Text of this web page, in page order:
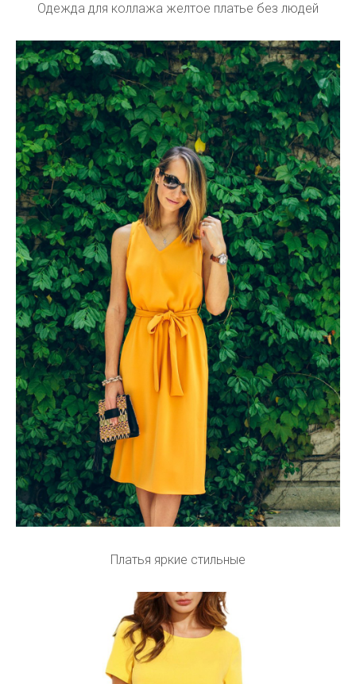
Одежда для коллажа желтое платье без людей
Платья яркие стильные